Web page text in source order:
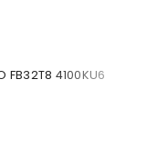
FB32T8 4100KU6